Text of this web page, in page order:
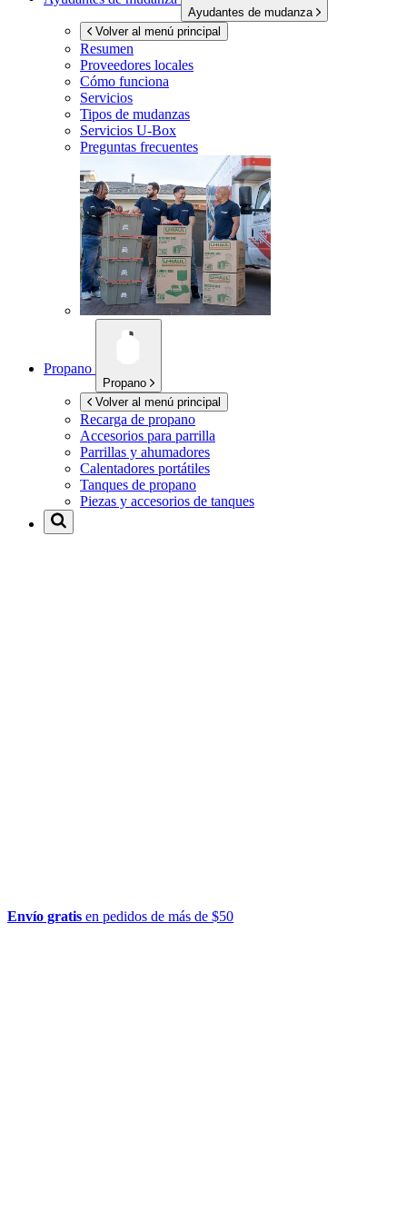
Ayudantes de mudanza
Volver al menú principal
Resumen
Proveedores locales
Cómo funciona
Servicios
Tipos de mudanzas
Servicios U-Box
Preguntas frecuentes
Propano
Propano
Volver al menú principal
Recarga de propano
Accesorios para parrilla
Parrillas y ahumadores
Calentadores portátiles
Tanques de propano
Piezas y accesorios de tanques
Envío gratis en pedidos de más de $50